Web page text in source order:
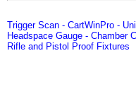
Trigger Scan - CartWinPro -
Headspace Gauge - Chamber
Rifle and Pistol Proof Fixtures